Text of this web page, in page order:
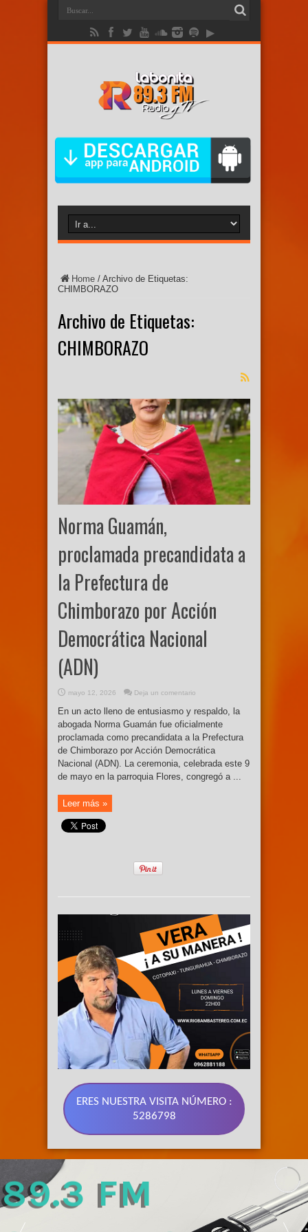
Home / Archivo de Etiquetas:
CHIMBORAZO
Archivo de Etiquetas:
CHIMBORAZO
Norma Guamán,
proclamada precandidata a
la Prefectura de
Chimborazo por Acción
Democrática Nacional
(ADN)
mayo 12, 2026 Deja un comentario
En un acto lleno de entusiasmo y respaldo, la
abogada Norma Guamán fue oficialmente
proclamada como precandidata a la Prefectura
de Chimborazo por Acción Democrática
Nacional (ADN). La ceremonia, celebrada este 9
de mayo en la parroquia Flores, congregó a ...
Leer más »
ERES NUESTRA VISITA NÚMERO :
5286798
89.3 FM